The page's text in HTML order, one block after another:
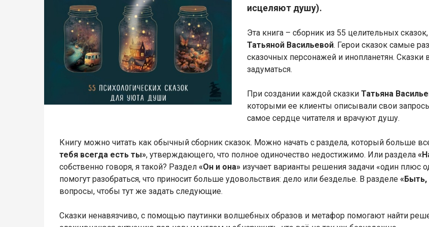
исцеляют душу).
Эта книга – сборник из 55 целительных
Татьяной Васильевой. Герои сказок самые
сказочных персонажей и инопланетян.
задуматься.
При создании каждой сказки Татьяна
которыми ее клиенты описывали свои
самое сердце читателя и врачуют душу.
Книгу можно читать как обычный сборник сказок. Можно начать с раздела, который больше
тебя всегда есть ты», утверждающего, что полное одиночество недостижимо. Или раздела
собственно говоря, я такой? Раздел «Он и она» изучает варианты решения задачи «один плюс
помогут разобраться, что приносит больше удовольствия: дело или безделье. В разделе «Быть,
вопросы, чтобы тут же задать следующие.
Сказки ненавязчиво, с помощью паутинки волшебных образов и метафор помогают найти